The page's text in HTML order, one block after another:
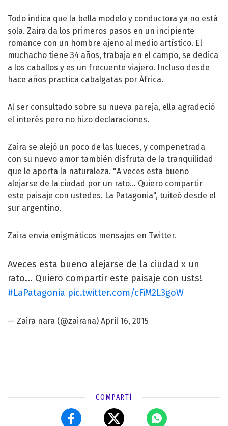
Todo indica que la bella modelo y conductora ya no está
sola. Zaira da los primeros pasos en un incipiente
romance con un hombre ajeno al medio artístico. El
muchacho tiene 34 años, trabaja en el campo, se dedica
a los caballos y es un frecuente viajero. Incluso desde
hace años practica cabalgatas por África.
Al ser consultado sobre su nueva pareja, ella agradeció
el interés pero no hizo declaraciones.
Zaira se alejó un poco de las lueces, y compenetrada
con su nuevo amor también disfruta de la tranquilidad
que le aporta la naturaleza. "A veces esta bueno
alejarse de la ciudad por un rato... Quiero compartir
este paisaje con ustedes. La Patagonia", tuiteó desde el
sur argentino.
Zaira envia enigmáticos mensajes en Twitter.
Aveces esta bueno alejarse de la ciudad x un
rato... Quiero compartir este paisaje con usts!
#LaPatagonia pic.twitter.com/cFiM2L3goW
— Zaira nara (@zairana) April 16, 2015
COMPARTÍ